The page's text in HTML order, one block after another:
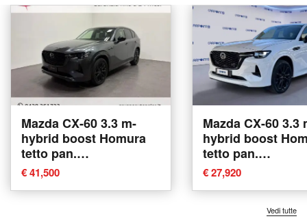
Mazda CX-60 3.3 m-
hybrid boost Homura
tetto pan.
DriverAssistance awd
249cv auto del 2024
usata a Conegliano
€ 41,500
Mazda CX-60 3.3
hybrid boost
tetto pan.
249cv auto del
usata a Albano
€ 27,920
Vedi tutte